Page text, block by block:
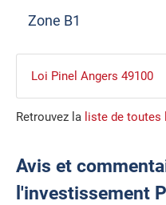
Zone B1
Loi Pinel Angers 49100
Retrouvez la liste de toutes
Avis et
l'investissement